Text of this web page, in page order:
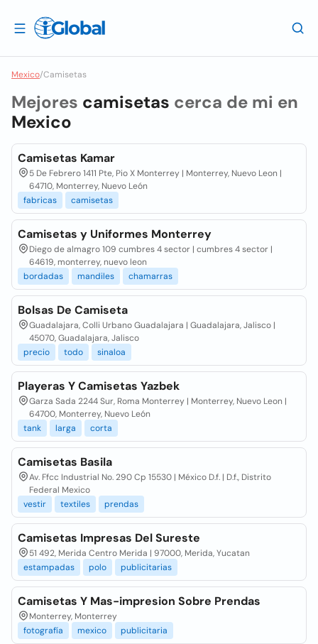
Mexico/Camisetas
Mejores camisetas cerca de mi en
Mexico
Camisetas Kamar
5 De Febrero 1411 Pte, Pio X Monterrey | Monterrey, Nuevo Leon |
64710, Monterrey, Nuevo León
fabricas
camisetas
Camisetas y Uniformes Monterrey
Diego de almagro 109 cumbres 4 sector | cumbres 4 sector |
64619, monterrey, nuevo leon
bordadas
mandiles chamarras
Bolsas De Camiseta
Guadalajara, Colli Urbano Guadalajara | Guadalajara, Jalisco |
45070, Guadalajara, Jalisco
precio
todo sinaloa
Playeras Y Camisetas Yazbek
Garza Sada 2244 Sur, Roma Monterrey | Monterrey, Nuevo Leon |
64700, Monterrey, Nuevo León
tank
larga corta
Camisetas Basila
Av. Ffcc Industrial No. 290 Cp 15530 | México D.f. | D.f., Distrito
Federal Mexico
vestir
textiles prendas
Camisetas Impresas Del Sureste
51 492, Merida Centro Merida | 97000, Merida, Yucatan
estampadas
polo publicitarias
Camisetas Y Mas-impresion Sobre Prendas
Monterrey, Monterrey
fotografía
mexico publicitaria